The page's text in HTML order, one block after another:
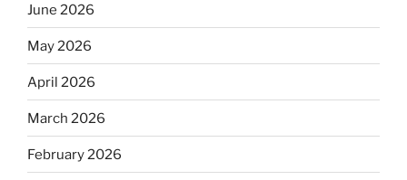
June 2026
May 2026
April 2026
March 2026
February 2026